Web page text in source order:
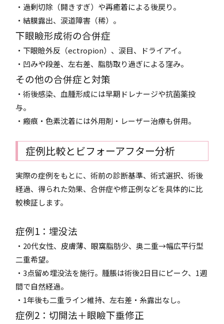
・過剰切除（開きすぎ）や再癒着による後戻り。
・結膜露出、涙道障害（稀）。
下眼瞼形成術の合併症
・下眼瞼外反（ectropion）、涙目、ドライアイ。
・凹みや段差、左右差、脂肪取り過ぎによる窪み。
その他の合併症と対策
・術後感染、血腫形成には早期ドレナージや抗菌薬投
与。
・瘢痕・色素沈着には外用剤・レーザー治療も併用。
症例比較とビフォーアフター分析
実際の症例をもとに、術前の診断基準、術式選択、術後
経過、得られた効果、合併症や修正例などを具体的に比
較検証します。
症例1：埋没法
・20代女性、皮膚薄、眼窩脂肪少、奥二重→幅広平行型
二重希望。
・3点留め埋没法を施行。腫脹は術後2日目にピーク、1週
間で自然経過。
・1年後も二重ライン維持、左右差・糸露出なし。
症例2：切開法＋眼瞼下垂修正